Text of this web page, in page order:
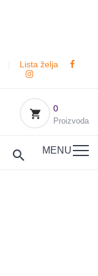
Lista želja
0
Proizvoda
MENU